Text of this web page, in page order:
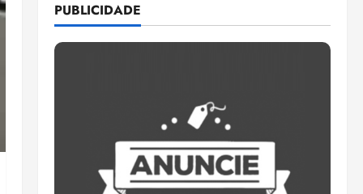
participação
qui 06/08/2026 • 15:18
2
da renda é comprometida
com dívidas
qui 06/08/2026 • 15:09
PUBLICIDADE